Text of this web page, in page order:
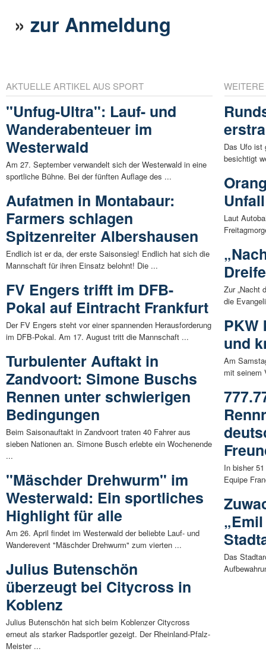
»zur Anmeldung
AKTUELLE ARTIKEL AUS SPORT
"Unfug-Ultra": Lauf- und
Wanderabenteuer im
Westerwald
Am 27. September verwandelt sich der Westerwald in eine
sportliche Bühne. Bei der fünften Auflage des ...
Aufatmen in Montabaur:
Farmers schlagen
Spitzenreiter Albershausen
Endlich ist er da, der erste Saisonsieg! Endlich hat sich die
Mannschaft für ihren Einsatz belohnt! Die ...
FV Engers trifft im DFB-
Pokal auf Eintracht Frankfurt
Der FV Engers steht vor einer spannenden Herausforderung
im DFB-Pokal. Am 17. August tritt die Mannschaft ...
Turbulenter Auftakt in
Zandvoort: Simone Buschs
Rennen unter schwierigen
Bedingungen
Beim Saisonauftakt in Zandvoort traten 40 Fahrer aus
sieben Nationen an. Simone Busch erlebte ein Wochenende
...
"Mäschder Drehwurm" im
Westerwald: Ein sportliches
Highlight für alle
Am 26. April findet im Westerwald der beliebte Lauf- und
Wanderevent "Mäschder Drehwurm" zum vierten ...
Julius Butenschön
überzeugt bei Citycross in
Koblenz
Julius Butenschön hat sich beim Koblenzer Citycross
erneut als starker Radsportler gezeigt. Der Rheinland-Pfalz-
Meister ...
Das Ufo ist
besichtigt
Laut
Zur „Nacht
die
PKW
und
Am
mit seinem
In bisher
Equipe
Das